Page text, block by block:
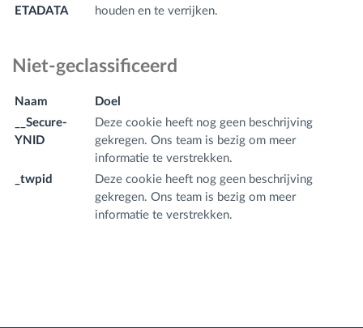
ETADATA
houden en te verrijken.
Niet-geclassificeerd
Naam Doel
__Secure-
YNID
Deze cookie heeft nog geen beschrijving
gekregen. Ons team is bezig om meer
informatie te verstrekken.
_twpid
Deze cookie heeft nog geen beschrijving
gekregen. Ons team is bezig om meer
informatie te verstrekken.